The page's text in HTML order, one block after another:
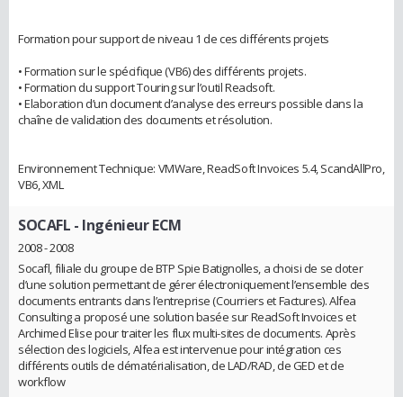
Formation pour support de niveau 1 de ces différents projets
• Formation sur le spécifique (VB6) des différents projets.
• Formation du support Touring sur l’outil Readsoft.
• Elaboration d’un document d’analyse des erreurs possible dans la
chaîne de validation des documents et résolution.
Environnement Technique: VMWare, ReadSoft Invoices 5.4, ScandAllPro,
VB6, XML
SOCAFL - Ingénieur ECM
2008 - 2008
Socafl, filiale du groupe de BTP Spie Batignolles, a choisi de se doter
d’une solution permettant de gérer électroniquement l’ensemble des
documents entrants dans l’entreprise (Courriers et Factures). Alfea
Consulting a proposé une solution basée sur ReadSoft Invoices et
Archimed Elise pour traiter les flux multi-sites de documents. Après
sélection des logiciels, Alfea est intervenue pour intégration ces
différents outils de dématérialisation, de LAD/RAD, de GED et de
workflow